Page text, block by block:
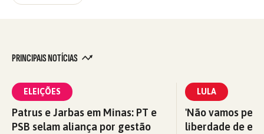
PRINCIPAIS NOTÍCIAS
ELEIÇÕES
Patrus e Jarbas em Minas: PT e
PSB selam aliança por gestão
LULA
'Não vamos
liberdade de